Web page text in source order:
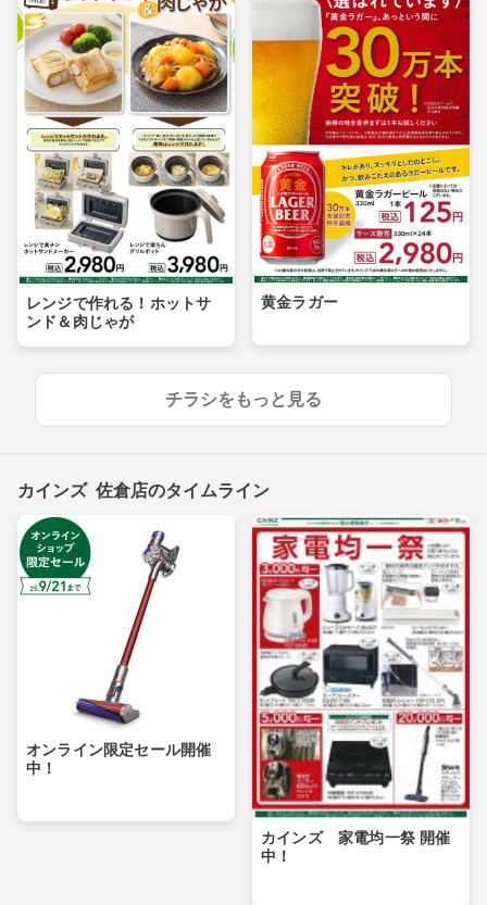
レンジで作れる！ホットサ
ンド＆肉じゃが
黄金ラガー
チラシをもっと見る
カインズ 佐倉店のタイムライン
オンライン限定セール開催
中！
カインズ 家電均一祭 開催
中！